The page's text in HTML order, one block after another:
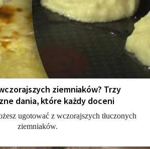
ziemniaków? Trzy
dania, które każdy doceni
ugotować z wczorajszych tłuczonych
ziemniaków.